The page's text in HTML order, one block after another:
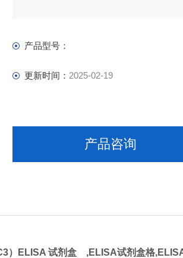
产品型号：
更新时间： 2025-02-19
产品咨询
）ELISA 试剂盒 ,ELISA试剂盒格